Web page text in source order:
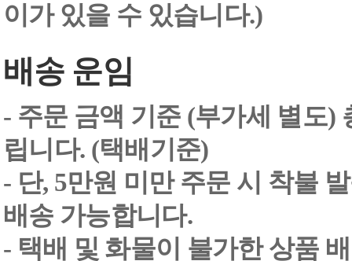
이가 있을 수 있습니다.)
배송 운임
- 주문 금액 기준 (부가세 별도)
립니다. (택배기준)
- 단, 5만원 미만 주문 시 착불
배송 가능합니다.
- 택배 및 화물이 불가한 상품